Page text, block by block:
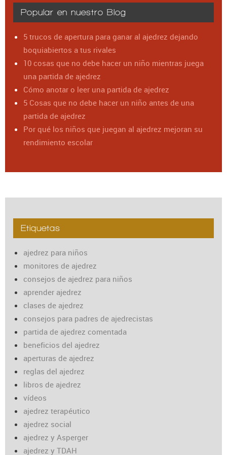
Popular en nuestro Blog
5 trucos de apertura para ganar al ajedrez dejando
boquiabiertos a tus rivales
10 cosas que no debe hacer un niño mientras juega
una partida de ajedrez
Cómo anotar o leer una partida de ajedrez
5 Cosas que no debe hacer un niño antes de una
partida de ajedrez
Por qué los niños que juegan al ajedrez mejoran su
rendimiento escolar
Etiquetas
ajedrez para niños
monitores de ajedrez
consejos de ajedrez para niños
aprender ajedrez
clases de ajedrez
consejos para padres de ajedrecistas
partida de ajedrez comentada
beneficios del ajedrez
aperturas de ajedrez
reglas del ajedrez
libros de ajedrez
vídeos
ajedrez terapéutico
ajedrez social
ajedrez y Asperger
ajedrez y TDAH